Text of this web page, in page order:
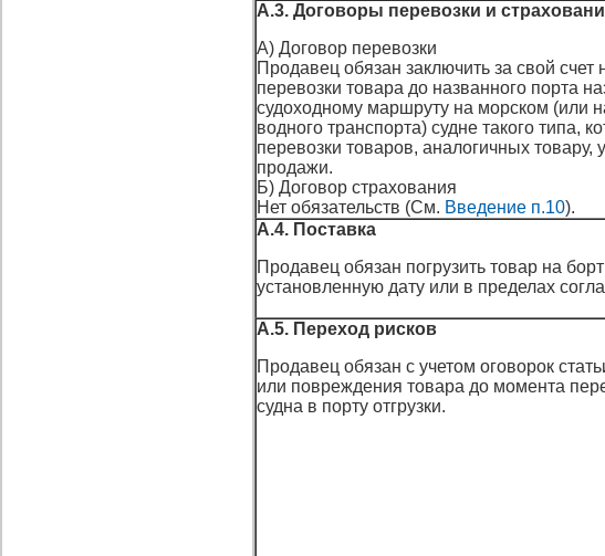
А.3. Договоры перевозки и
А) Договор перевозки
Продавец обязан заключить за свой
перевозки товара до названного порта
судоходному маршруту на морском (или
водного транспорта) судне такого типа,
перевозки товаров, аналогичных товару,
продажи.
Б) Договор страхования
Нет обязательств (См. Введение п.10).
А.4. Поставка
Продавец обязан погрузить товар на
установленную дату или в пределах
А.5. Переход рисков
Продавец обязан с учетом оговорок
или повреждения товара до момента
судна в порту отгрузки.